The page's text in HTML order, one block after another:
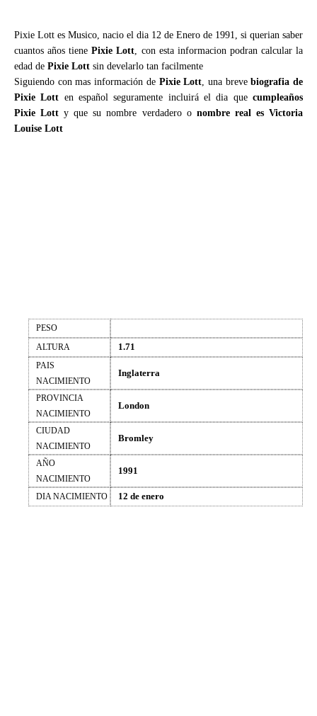
Pixie Lott es Musico, nacio el dia 12 de Enero de 1991, si querian saber
cuantos años tienePixie Lott, con esta informacion podran calcular la
edad de Pixie Lott sin develarlo tan facilmente
Siguiendo con mas información de Pixie Lott, una brevebiografia de
Pixie Lott en español seguramente incluirá el dia quecumpleaños
Pixie Lott y que su nombre verdadero o nombre real es Victoria
Louise Lott
PESO
ALTURA
1.71
PAIS
NACIMIENTO
Inglaterra
PROVINCIA
NACIMIENTO
London
CIUDAD
NACIMIENTO
Bromley
AÑO
NACIMIENTO
1991
DIA NACIMIENTO 12 de enero